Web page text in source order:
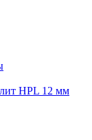
HPL 12 мм